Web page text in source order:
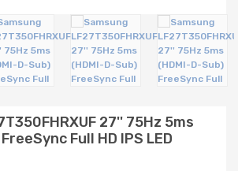
27'' 75Hz 5ms
Full HD IPS LED